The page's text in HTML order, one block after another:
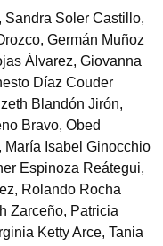
Sandra Soler Castillo,
Germán Muñoz
Álvarez, Giovanna
Díaz Couder
Blandón Jirón,
Bravo, Obed
María Isabel Ginocchio
Espinoza Reátegui,
Rolando Rocha
Zarceño, Patricia
Ketty Arce, Tania